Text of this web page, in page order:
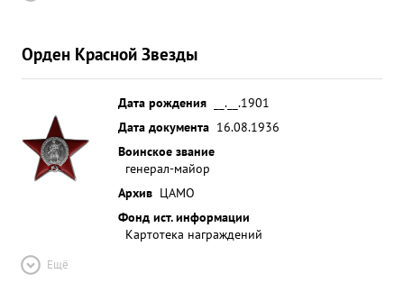
Орден Красной Звезды
Дата рождения
__.__.1901
Дата документа 16.08.1936
Воинское звание
генерал-майор
Архив ЦАМО
Фонд ист. информации
Картотека награждений
Ещё